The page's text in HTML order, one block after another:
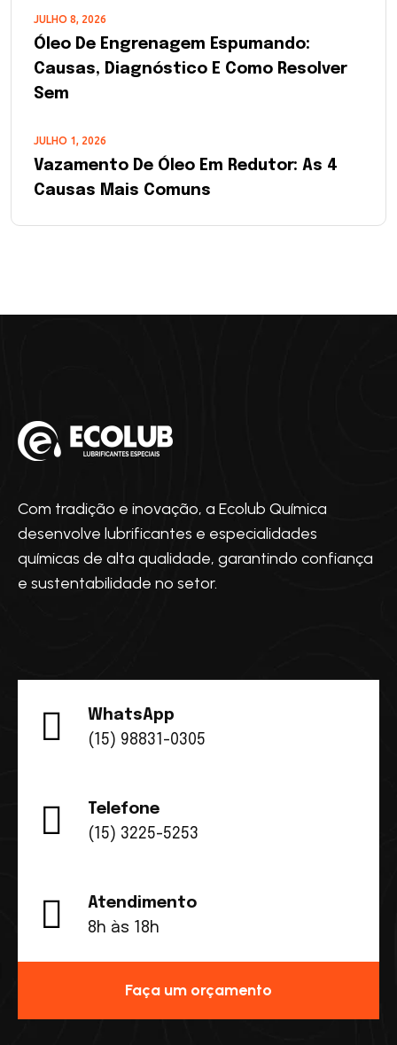
JULHO 8, 2026
Óleo De Engrenagem Espumando:
Causas, Diagnóstico E Como Resolver
Sem
JULHO 1, 2026
Vazamento De Óleo Em Redutor: As 4
Causas Mais Comuns
Com tradição e inovação, a Ecolub Química
desenvolve lubrificantes e especialidades
químicas de alta qualidade, garantindo confiança
e sustentabilidade no setor.
WhatsApp
(15) 98831-0305
Telefone
(15) 3225-5253
Atendimento
8h às 18h
Faça um orçamento